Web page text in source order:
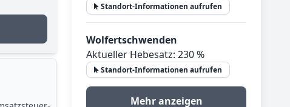
Standort-Informationen aufrufen
Wolfertschwenden
Aktueller Hebesatz: 230 %
Standort-Informationen aufrufen
Mehr anzeigen